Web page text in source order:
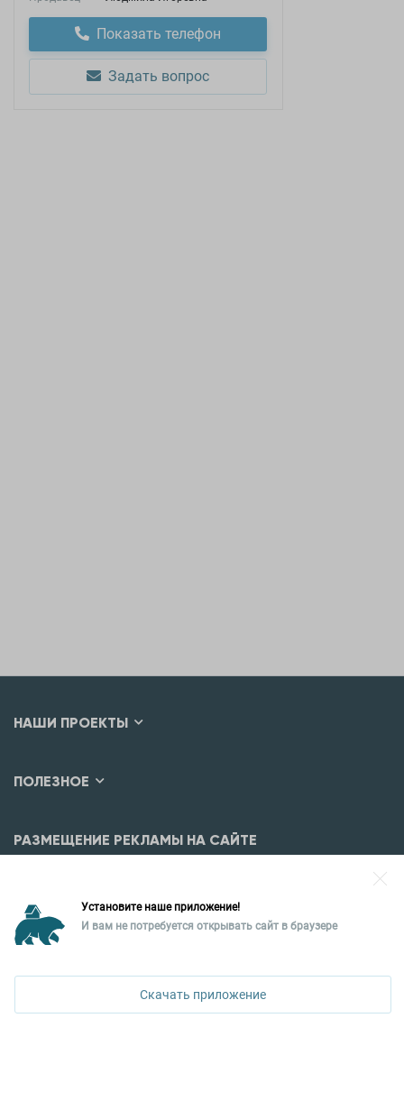
Показать телефон
Задать вопрос
НАШИ ПРОЕКТЫ
ПОЛЕЗНОЕ
РАЗМЕЩЕНИЕ РЕКЛАМЫ НА САЙТЕ
Уральская палата недвижимости
620026, Екатеринбург,
КОНТАКТЫ УПН
Установите наше приложение!
И вам не потребуется открывать сайт в браузере
Скачать приложение